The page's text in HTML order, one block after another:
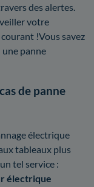
des alertes.
votre
!Vous savez
panne
de panne
électrique
tableaux plus
tel service :
électrique